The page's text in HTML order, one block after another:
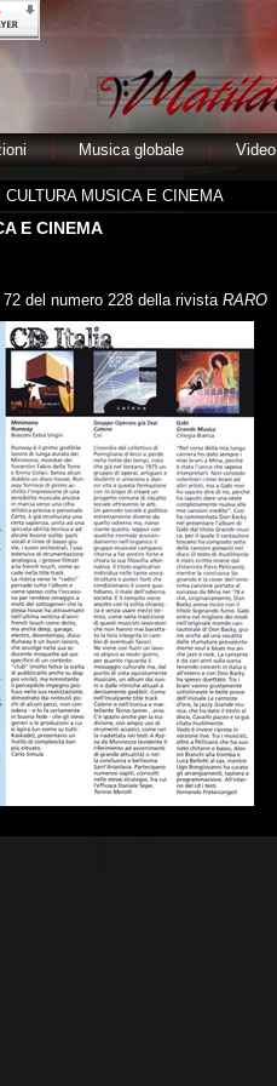
Musica globale Video
MUSICA E CINEMA
E CINEMA
72 del numero 228 della rivistaRARO